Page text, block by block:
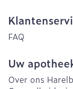
FAQ
Uw
Over ons